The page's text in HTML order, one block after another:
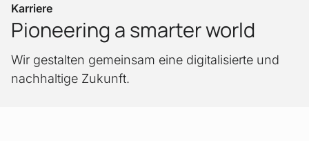
Karriere
Pioneering a smarter world
Wir gestalten gemeinsam eine digitalisierte und
nachhaltige Zukunft.